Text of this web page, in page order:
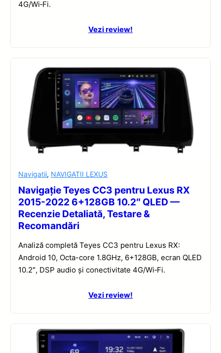
4G/Wi‑Fi.
Vezi review!
Navigatii, NAVIGATII LEXUS
Navigație Teyes CC3 pentru Lexus RX
2015-2022 6+128GB 10.2″ QLED —
Recenzie Detaliată, Testare &
Recomandări
Analiză completă Teyes CC3 pentru Lexus RX:
Android 10, Octa-core 1.8GHz, 6+128GB, ecran QLED
10.2″, DSP audio și conectivitate 4G/Wi‑Fi.
Vezi review!